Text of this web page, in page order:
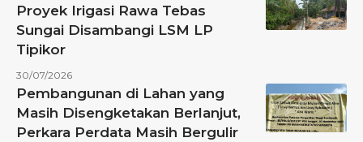
Proyek Irigasi Rawa Tebas
Sungai Disambangi LSM LP
Tipikor
30/07/2026
Pembangunan di Lahan yang
Masih Disengketakan Berlanjut,
Perkara Perdata Masih Bergulir